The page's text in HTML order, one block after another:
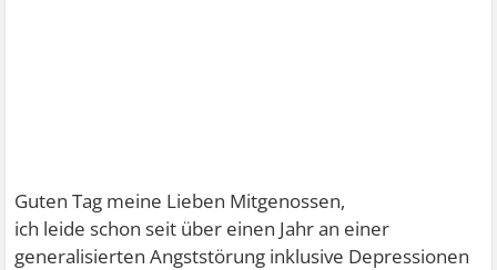
Guten Tag meine Lieben Mitgenossen,
ich leide schon seit über einen Jahr an einer
generalisierten Angststörung inklusive Depressionen